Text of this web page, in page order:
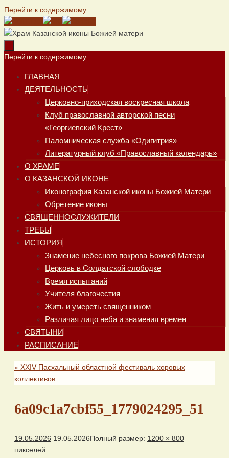
Перейти к содержимому
Перейти к содержимому
ГЛАВНАЯ
ДЕЯТЕЛЬНОСТЬ
Церковно-приходская воскресная школа
Клуб православной авторской песни
«Георгиевский Крест»
Паломническая служба «Одигитрия»
Литературный клуб «Православный календарь»
О ХРАМЕ
О КАЗАНСКОЙ ИКОНЕ
Иконография Казанской иконы Божией Матери
Обретение иконы
СВЯЩЕННОСЛУЖИТЕЛИ
ТРЕБЫ
ИСТОРИЯ
Знамение небесного покрова Божией Матери
Церковь в Солдатской слободке
Время испытаний
Учителя благочестия
Жить и умереть священником
Различая лицо неба и знамения времен
СВЯТЫНИ
РАСПИСАНИЕ
« XXIV Пасхальный областной фестиваль хоровых
коллективов
6a09c1a7cbf55_1779024295_51
19.05.2026 19.05.2026Полный размер: 1200 × 800
пикселей